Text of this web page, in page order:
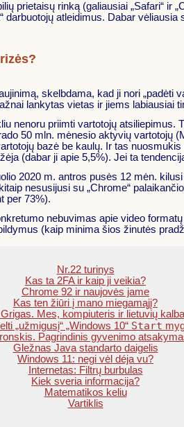
prietaisų rinką (galiausiai „Safari“ ir
darbuotojų atleidimus. Dabar
skelbdama, kad ji nori „padėti
lankytas vietas ir jiems labiausiai
nenoru priimti vartotojų atsiliepimus.
50 mln. mėnesio aktyvių vartotojų
bazė be kaulų. Ir tas
(dabar ji apie 5,5%). Jei ta
2020 m. antros pusės 12 mėn.
nesusijusi su „Chrome“
per 73%).
nebuvimas apie video
(kaip minima šios žinutės
Nr.22 turinys
Kas ta 2FA ir kaip ji veikia?
Chrome 92 ir naujovės jame
Kas ten žiūri į mano miegamąjį?
Mes, kompiuteris ir lietuvių kalba
„užmigusį“ „Windows 10“ Start
Pagrindinis gyvenimo
Gležnas Java standarto daigelis
Windows 11: negi vėl déja vu?
Internetas: Filtrų burbulas
Kiek sveria informacija?
Matematikos keliu
Vartiklis